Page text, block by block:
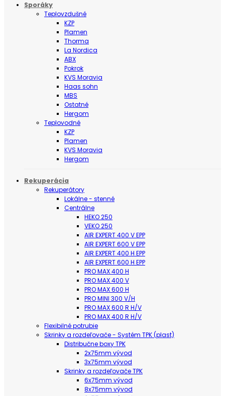
Sporáky
Teplovzdušné
KZP
Plamen
Thorma
La Nordica
ABX
Pokrok
KVS Moravia
Haas sohn
MBS
Ostatné
Hergom
Teplovodné
KZP
Plamen
KVS Moravia
Hergom
Rekuperácia
Rekuperátory
Lokálne - stenné
Centrálne
HEKO 250
VEKO 250
AIR EXPERT 400 V EPP
AIR EXPERT 600 V EPP
AIR EXPERT 400 H EPP
AIR EXPERT 600 H EPP
PRO MAX 400 H
PRO MAX 400 V
PRO MAX 600 H
PRO MINI 300 V/H
PRO MAX 600 R H/V
PRO MAX 400 R H/V
Flexibilné potrubie
Skrinky a rozdeľovače - Systém TPK (plast)
Distribučne boxy TPK
2x75mm vývod
3x75mm vývod
Skrinky a rozdeľovače TPK
6x75mm vývod
8x75mm vývod